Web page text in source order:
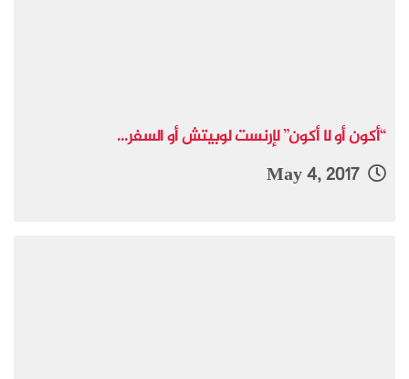
“أكون أو لا أكون” لإرنست لوبيتش أو السفر...
May 4, 2017